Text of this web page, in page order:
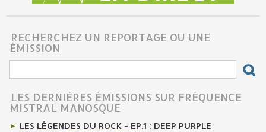
RECHERCHEZ UN REPORTAGE OU UNE
ÉMISSION
LES DERNIÈRES ÉMISSIONS SUR FRÉQUENCE
MISTRAL MANOSQUE
LES LÉGENDES DU ROCK - EP.1 : DEEP PURPLE